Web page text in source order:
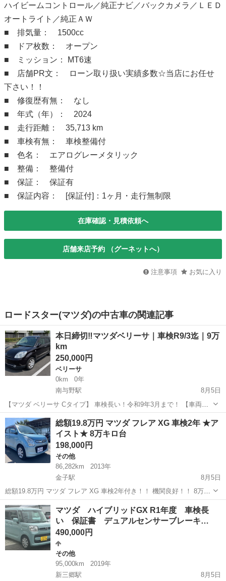
ハイビームコントロール／純正ナビ／バックカメラ／ＬＥＤ
オートライト／純正ＡＷ
■ 排気量： 1500cc
■ ドア枚数： オープン
■ ミッション： MT6速
■ 店舗PR文： ローン取り扱い実績多数☆当店にお任せ
下さい！！
■ 修復歴有無： なし
■ 年式（年）： 2024
■ 走行距離： 35,713 km
■ 車検有無： 車検整備付
■ 色名： エアログレーメタリック
■ 整備： 整備付
■ 保証： 保証有
■ 保証内容： [保証付]：1ヶ月・走行無制限
在庫確認・見積依頼へ
店舗来店予約 （グーネットへ）
注意事項 お気に入り
ロードスター(マツダ)の中古車の関連記事
本日締切‼️マツダベリーサ｜車検R9/3迄｜9万
km
250,000円
ベリーサ
0km
0年
南与野駅
8月5日
【マツダ ベリーサ Cタイプ】 車検長い！令和9年3月まで！ 【車両情
報】 ・メーカー：マツダ ・車種：ベリーサ ・グレード：Cタイプ ・
初年度登録：平成22年3月 ・型式：DBA-DC5W ・エンジン型式：ZY
・排気量...
埼玉 さいたま市 南与野駅 ベリーサ
総額19.8万円 マツダ フレア XG 車検2年 ★ア
イスト★ 8万キロ台
198,000円
その他
86,282km
2013年
金子駅
8月5日
総額19.8万円 マツダ フレア XG 車検2年付き！！ 機関良好！！ 8万キ
ロ台！！ キーレス！！ アイスト！！ 純正オーディオ付き！！ 外装状
態 ボディえくぼ多数 サイドミラー傷 前後バンパー傷 左サイド...
埼玉 入間市 金子駅 その他 車両
マツダ ハイブリッドGX R1年度 車検長
い 保証書 デュアルセンサーブレーキ…
490,000円
その他
95,000km
2019年
新三郷駅
8月5日